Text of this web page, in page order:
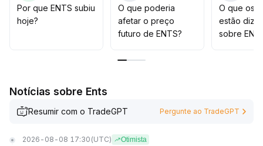
A estratégia deve focar operações dentro da faixa,
evitando exposição unilateral .
Por que ENTS subiu
hoje?
O que poderia
afetar o preço
futuro de ENTS?
O que os
estão
sobre
Notícias sobre Ents
Resumir com o TradeGPT Pergunte ao TradeGPT
2026-08-08 17:30 (UTC) Otimista